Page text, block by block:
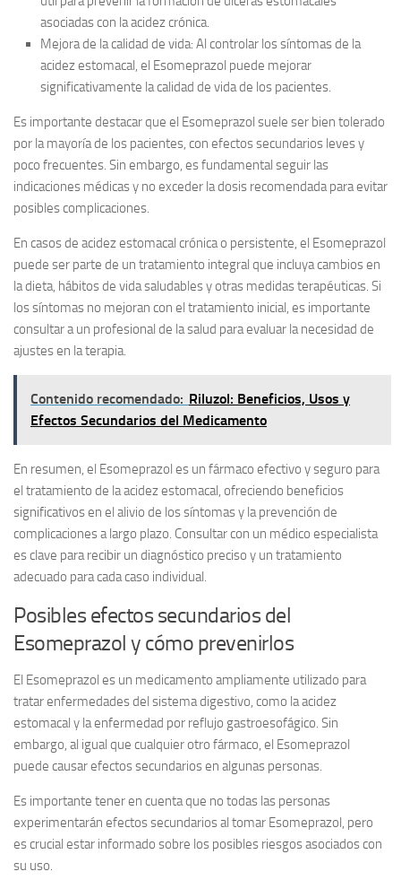
asociadas con la acidez crónica.
Mejora de la calidad de vida: Al controlar los síntomas de la
acidez estomacal, el Esomeprazol puede mejorar
significativamente la calidad de vida de los pacientes.
Es importante destacar que el Esomeprazol suele ser bien tolerado
por la mayoría de los pacientes, con efectos secundarios leves y
poco frecuentes. Sin embargo, es fundamental seguir las
indicaciones médicas y no exceder la dosis recomendada para evitar
posibles complicaciones.
En casos de acidez estomacal crónica o persistente, el Esomeprazol
puede ser parte de un tratamiento integral que incluya cambios en
la dieta, hábitos de vida saludables y otras medidas terapéuticas. Si
los síntomas no mejoran con el tratamiento inicial, es importante
consultar a un profesional de la salud para evaluar la necesidad de
ajustes en la terapia.
Contenido recomendado: Riluzol: Beneficios, Usos y
Efectos Secundarios del Medicamento
En resumen, el Esomeprazol es un fármaco efectivo y seguro para
el tratamiento de la acidez estomacal, ofreciendo beneficios
significativos en el alivio de los síntomas y la prevención de
complicaciones a largo plazo. Consultar con un médico especialista
es clave para recibir un diagnóstico preciso y un tratamiento
adecuado para cada caso individual.
Posibles efectos secundarios del
Esomeprazol y cómo prevenirlos
El Esomeprazol es un medicamento ampliamente utilizado para
tratar enfermedades del sistema digestivo, como la acidez
estomacal y la enfermedad por reflujo gastroesofágico. Sin
embargo, al igual que cualquier otro fármaco, el Esomeprazol
puede causar efectos secundarios en algunas personas.
Es importante tener en cuenta que no todas las personas
experimentarán efectos secundarios al tomar Esomeprazol, pero
es crucial estar informado sobre los posibles riesgos asociados con
su uso.